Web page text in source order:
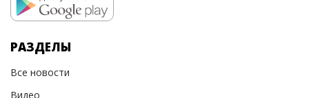
РАЗДЕЛЫ
Все новости
Видео